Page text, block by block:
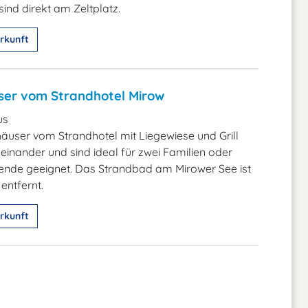
direkt am Zeltplatz.
vom Strandhotel Mirow
vom Strandhotel mit Liegewiese und Grill
und sind ideal für zwei Familien oder
geeignet. Das Strandbad am Mirower See ist